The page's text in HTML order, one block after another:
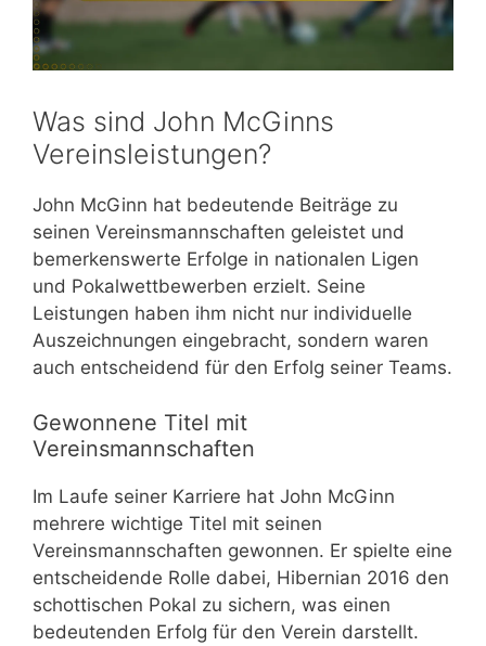
Was sind John McGinns
Vereinsleistungen?
John McGinn hat bedeutende Beiträge zu
seinen Vereinsmannschaften geleistet und
bemerkenswerte Erfolge in nationalen Ligen
und Pokalwettbewerben erzielt. Seine
Leistungen haben ihm nicht nur individuelle
Auszeichnungen eingebracht, sondern waren
auch entscheidend für den Erfolg seiner Teams.
Gewonnene Titel mit
Vereinsmannschaften
Im Laufe seiner Karriere hat John McGinn
mehrere wichtige Titel mit seinen
Vereinsmannschaften gewonnen. Er spielte eine
entscheidende Rolle dabei, Hibernian 2016 den
schottischen Pokal zu sichern, was einen
bedeutenden Erfolg für den Verein darstellt.